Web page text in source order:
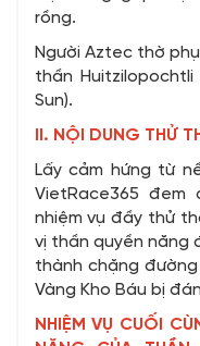
rồng.
Người Aztec thờ
thần
Sun).
II. NỘI DUNG THỬ
Lấy cảm hứng từ
VietRace365
nhiệm vụ đầy thử
vị thần quyền năng
thành chặng
Vàng Kho Báu bị
NHIỆM VỤ CUỐI